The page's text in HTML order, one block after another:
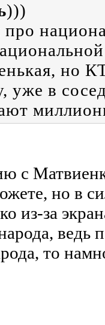
)))
уже в
с
но в
из-за
ведь
то